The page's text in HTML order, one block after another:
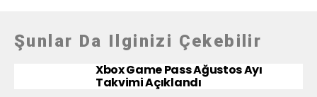
Şunlar Da Ilginizi Çekebilir
Xbox Game Pass Ağustos Ayı
Takvimi Açıklandı